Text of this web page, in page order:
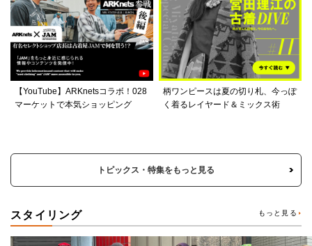
【YouTube】ARKnetsコラボ！028
マーケットで本気ショッピング
柄ワンピースは夏の切り札、今っぽ
く着るレイヤード＆ミックス術
トピックス・特集をもっと見る
スタイリング もっと見る